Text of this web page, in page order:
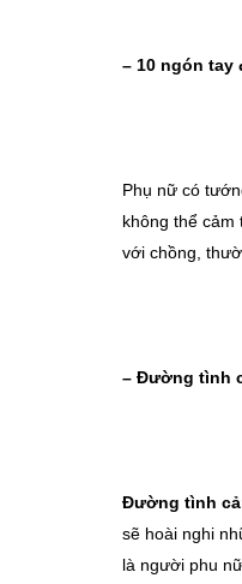
– 10 ngón tay
Phụ nữ có
không thể cảm
với chồng,
– Đường tình
Đường tình
sẽ hoài nghi
là người phu